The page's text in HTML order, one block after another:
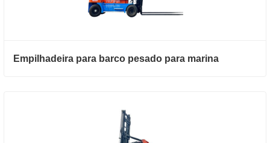
Empilhadeira para barco pesado para marina